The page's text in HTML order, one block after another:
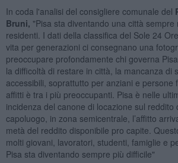
In coda l'analisi del consigliere comunale del
Bruni, "Pisa sta diventando una città sempre
residenti. I dati della classifica del Sole 24
vita per generazioni ci consegnano una
preoccupare profondamente chi governa
la difficoltà di restare in città, la mancanza di
accessibili, soprattutto per anziani e persone
affitti è tra i più preoccupanti. Pisa è nelle
incidenza del canone di locazione sul reddito
capoluogo, in zona semicentrale, l’affitto
metà del reddito disponibile pro capite.
molti giovani, lavoratori, studenti, famiglie e
Pisa sta diventando sempre più difficile"